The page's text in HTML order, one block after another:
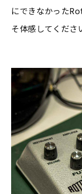
にできなかった
そ体感してくださ